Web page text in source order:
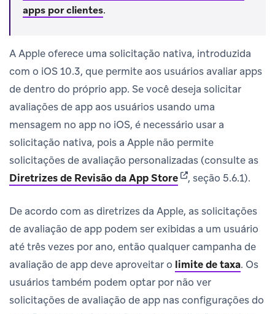
apps por clientes.
A Apple oferece uma solicitação nativa, introduzida
com o iOS 10.3, que permite aos usuários avaliar apps
de dentro do próprio app. Se você deseja solicitar
avaliações de app aos usuários usando uma
mensagem no app no iOS, é necessário usar a
solicitação nativa, pois a Apple não permite
solicitações de avaliação personalizadas (consulte as
Diretrizes de Revisão da App Store(opens in new tab)
, seção 5.6.1).
De acordo com as diretrizes da Apple, as solicitações
de avaliação de app podem ser exibidas a um usuário
até três vezes por ano, então qualquer campanha de
avaliação de app deve aproveitar o limite de taxa. Os
usuários também podem optar por não ver
solicitações de avaliação de app nas configurações do